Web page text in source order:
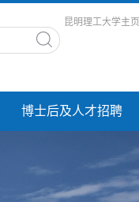
昆明理工大学主页
博士后及人才招聘